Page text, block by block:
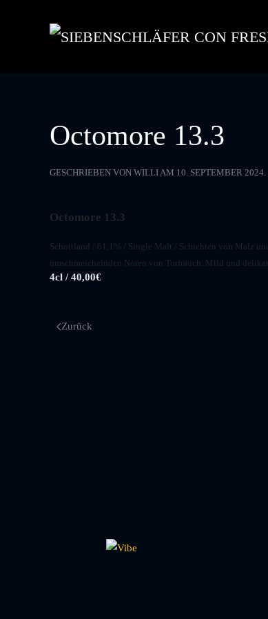
Skip to main content
Octomore 13.3
GESCHRIEBEN VON WILLIAM 10. SEPTEMBER 2024.
Octomore 13.3
4cl / 40,00€
Schottland / 61,1% / Single Malt / Schichten von Malz
umschmeichelnden Noten von Torfrauch. Mild und
Zurück